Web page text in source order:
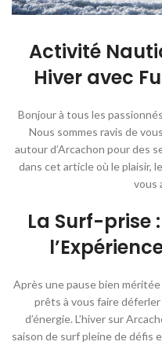
Activité
Hiver avec
Bonjour à tous les
Nous sommes ravis de
autour d’Arcachon pour des
dans cet article où le plaisir,
vous
La Surf-prise
Après une pause bien
prêts à vous faire
d’énergie. L’hiver sur
saison de surf pleine de défis